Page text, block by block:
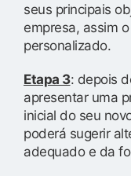
seus principais
empresa, assim
personalizado.
Etapa 3: depois
apresentar uma
inicial do seu
poderá sugerir
adequado e da